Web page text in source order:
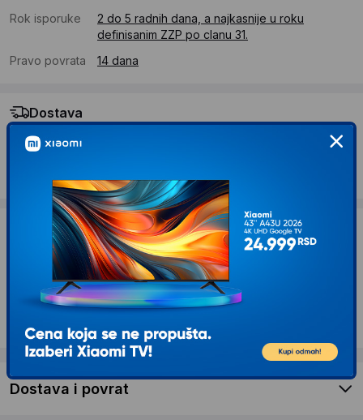
Rok isporuke
2 do 5 radnih dana, a najkasnije u roku
definisanim ZZP po clanu 31.
Pravo povrata
14 dana
Dostava
Standardna dostava se očekuje u roku od 2 do 5 radnih
dana
Troskovi dostave 490 RSD
Želite li ponudu za firmu?
Kontaktirajte nas
Opis proizvoda GEMBIRD DisplayPort na
HDMI kabl, 1m, crni (CC-DP-HDMI-1M)
Dostava i povrat